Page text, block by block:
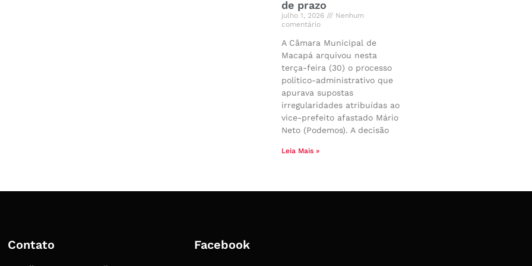
de prazo
julho 1, 2026
Nenhum
comentário
A Câmara Municipal de
Macapá arquivou nesta
terça-feira (30) o processo
político-administrativo que
apurava supostas
irregularidades atribuídas ao
vice-prefeito afastado Mário
Neto (Podemos). A decisão
Leia Mais »
Contato Facebook